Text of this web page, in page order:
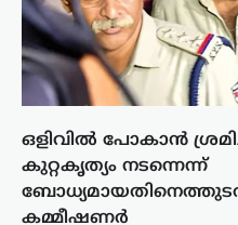
ഒളിവില്‍ പോകാന്‍
കുറ്റകൃത്യം നടന്നെന്ന്
കമ്മീഷണര്‍